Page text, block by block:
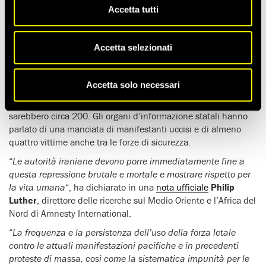
Accetta tutti
Accetta selezionati
Accetta solo necessari
sicurezza iranianehanno usatoforza eccessiva e letaleper
stroncare le proteste che, con l’aumento del prezzo della
in 21 città. Tuttavia, il numero effettivo potrebbe essere
più alto e, in base ad alcune fonti, le persone uccise
sarebbero circa 200. Gli organi d’informazione statali hanno
parlato di una manciata di manifestanti uccisi e di almeno
quattro vittime anche tra le forze di sicurezza.
“Le autorità iraniane devono porre immediatamente fine a
questa repressione brutale e mortale e mostrare rispetto per
la vita umana“, ha dichiarato in una nota ufficiale Philip
Luther , direttore delle ricerche sul Medio Oriente e l’Africa del
Nord di Amnesty International.
“La frequenza e la persistenza dell’uso della forza letale
contro le attuali manifestazioni pacifiche e in precedenti
proteste di massa, così come la sistematica impunità per le